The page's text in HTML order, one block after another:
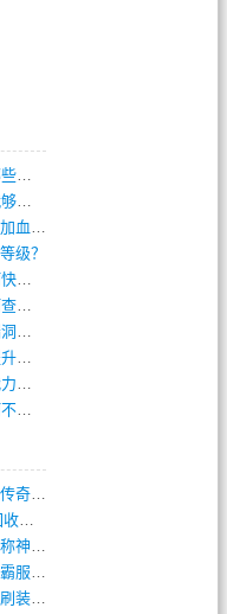
？
？
？
级？
？
？
？
略
？
？
传奇之路，魔域重现：揭秘最新魔之域传奇攻(712)
回收钱银，满载而归：传奇私服RMB回收装(548)
亟待解答：传奇十大变态装备，哪件堪称神器(347)
新开私服天下无双：如何快速升级，称霸服务(681)
新传奇私服电脑版如何快速提升战力与刷装备(835)